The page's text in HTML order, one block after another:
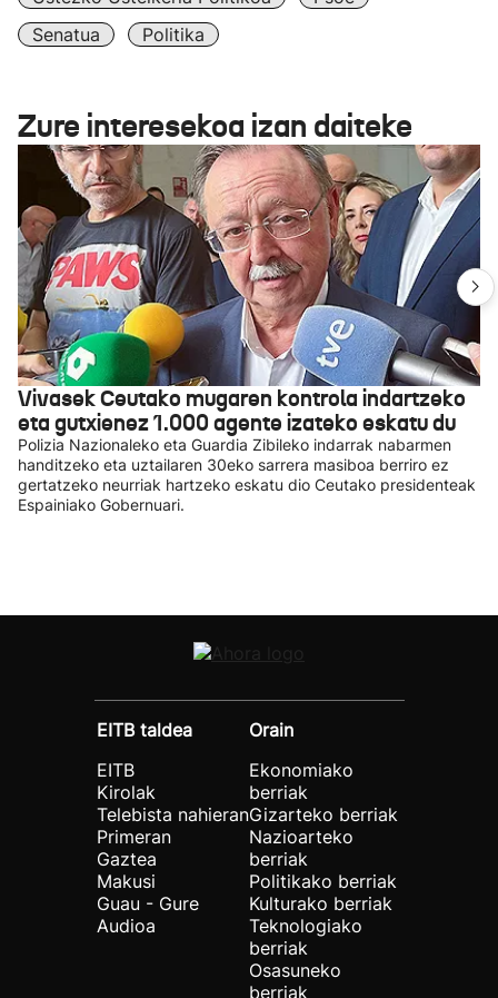
Senatua
Politika
Zure interesekoa izan daiteke
Vivasek Ceutako mugaren kontrola indartzeko
eta gutxienez 1.000 agente izateko eskatu du
Polizia Nazionaleko eta Guardia Zibileko indarrak nabarmen
handitzeko eta uztailaren 30eko sarrera masiboa berriro ez
gertatzeko neurriak hartzeko eskatu dio Ceutako presidenteak
Espainiako Gobernuari.
EITB taldea
EITB
Kirolak
Telebista nahieran
Primeran
Gaztea
Makusi
Guau - Gure
Audioa
Orain
Ekonomiako
berriak
Gizarteko berriak
Nazioarteko
berriak
Politikako berriak
Kulturako berriak
Teknologiako
berriak
Osasuneko
berriak